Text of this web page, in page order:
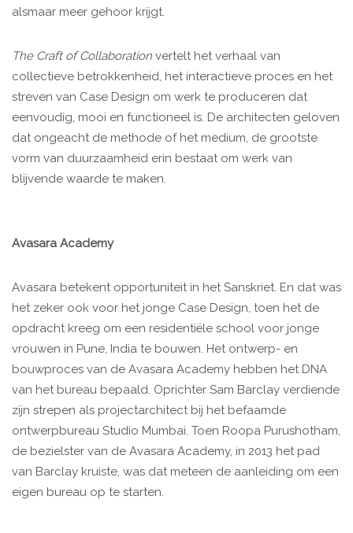
alsmaar meer gehoor krijgt.
The Craft of Collaboration vertelt het verhaal van
collectieve betrokkenheid, het interactieve proces en het
streven van Case Design om werk te produceren dat
eenvoudig, mooi en functioneel is. De architecten geloven
dat ongeacht de methode of het medium, de grootste
vorm van duurzaamheid erin bestaat om werk van
blijvende waarde te maken.
Avasara Academy
Avasara betekent opportuniteit in het Sanskriet. En dat was
het zeker ook voor het jonge Case Design, toen het de
opdracht kreeg om een residentiële school voor jonge
vrouwen in Pune, India te bouwen. Het ontwerp- en
bouwproces van de Avasara Academy hebben het DNA
van het bureau bepaald. Oprichter Sam Barclay verdiende
zijn strepen als projectarchitect bij het befaamde
ontwerpbureau Studio Mumbai. Toen Roopa Purushotham,
de bezielster van de Avasara Academy, in 2013 het pad
van Barclay kruiste, was dat meteen de aanleiding om een
eigen bureau op te starten.